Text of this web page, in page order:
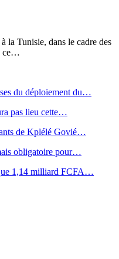
la Tunisie, dans le cadre des
ce…
du déploiement du…
pas lieu cette…
de Kplélé Govié…
obligatoire pour…
1,14 milliard FCFA…